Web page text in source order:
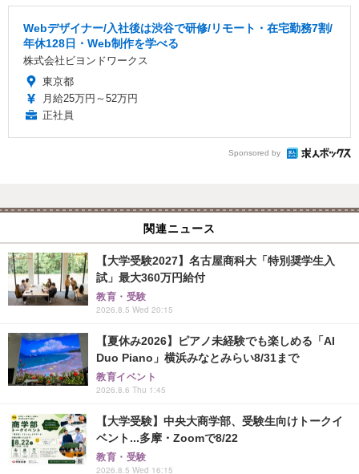
Webデザイナー/入社後は渋谷で研修/リモート・在宅勤務7割/
年休128日・Web制作を学べる
株式会社ビヨンドワークス
東京都
月給25万円～52万円
正社員
Sponsored by
関連ニュース
【大学受験2027】名古屋商科大「特別奨学生入
試」最大360万円給付
教育・受験
2026.8.5 Wed 20:15
【夏休み2026】ピアノ未経験でも楽しめる「AI
Duo Piano」横浜みなとみらい8/31まで
教育イベント
2026.8.6 Thu 1:45
【大学受験】中央大商学部、受験生向けトークイ
ベント...多摩・Zoomで8/22
教育・受験
2026.8.5 Wed 16:15